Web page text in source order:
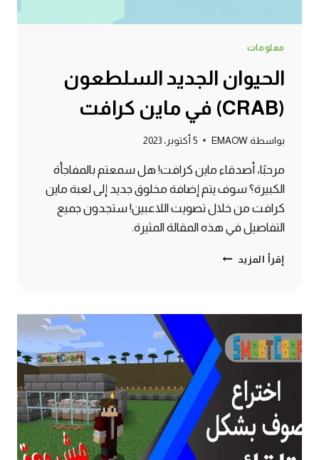
معلومات
الحيوان الجديد السلطعون
(CRAB) في ماين كرافت
بواسطة EMAOW 5 أكتوبر، 2023
مرحبًا، أصدقاء ماين كرافت! هل سمعتم بالمفاجأة
الكبيرة؟ سوف يتم إضافة مخلوق جديد إلى لعبة ماين
كرافت من خلال تصويت اللاعبين! ستجدون جميع
التفاصيل في هذه المقالة المثيرة.
إقرأ المزيد الحيوان
في
كرافت